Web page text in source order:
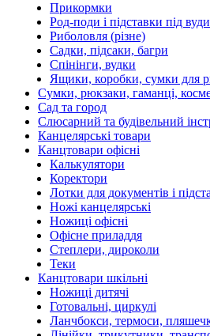
Прикормки
Род-поди і підставки під
Риболовля (різне)
Садки, підсаки, багри
Спінінги, вудки
Ящики, коробки, сумки для
Сумки, рюкзаки, гаманці,
Сад та город
Слюсарний та будівельний
Канцелярські товари
Канцтовари офісні
Калькулятори
Коректори
Лотки для документів і
Ножі канцелярські
Ножиці офісні
Офісне приладдя
Степлери, дироколи
Теки
Канцтовари шкільні
Ножиці дитячі
Готовальні, циркулі
Ланчбокси, термоси,